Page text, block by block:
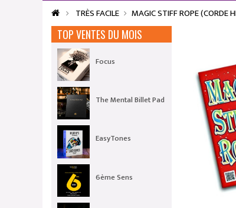
TRÈS FACILE MAGIC STIFF ROPE (CORDE
TOP VENTES DU MOIS
Focus
The Mental Billet Pad
EasyTones
6ème Sens